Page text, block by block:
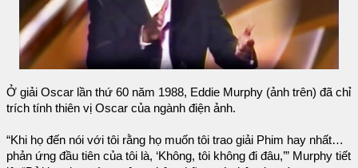
Ở giải Oscar lần thứ 60 năm 1988, Eddie Murphy (ảnh trên) đã chỉ
trích tính thiên vị Oscar của ngành điện ảnh.
“Khi họ đến nói với tôi rằng họ muốn tôi trao giải Phim hay nhất…
phản ứng đầu tiên của tôi là, ‘Không, tôi không đi đâu,’” Murphy tiết